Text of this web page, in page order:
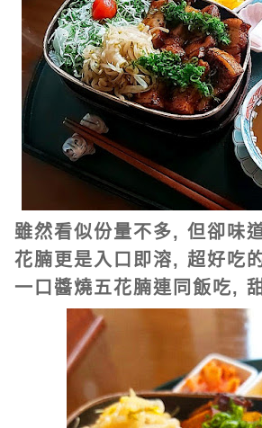
雖然看似份量不多, 但卻味
花腩更是入口即溶, 超好吃
一口醬燒五花腩連同飯吃,